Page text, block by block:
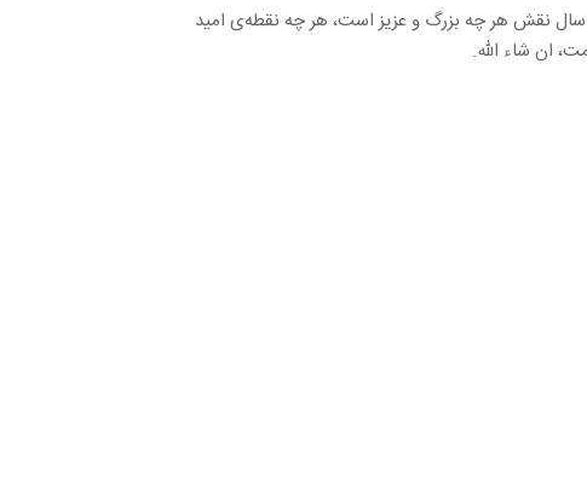
نقش هر چه بزرگ و عزیز است، هر چه نقطه‌ی امید
ان شاء الله.